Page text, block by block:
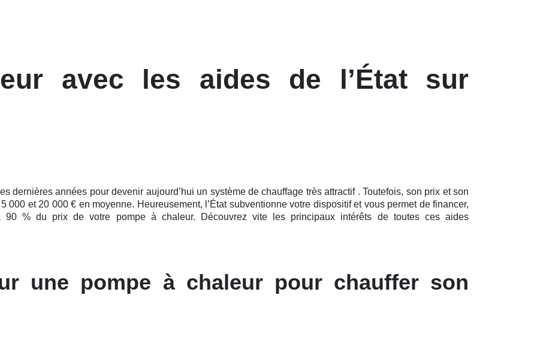
avec les aides de l’État sur
dernièresannées pour devenir aujourd’hui un système de chauffage très attractif . Toutefois, son prix et son
000 et 20 000 € en moyenne. Heureusement, l’État subventionne votre dispositif et vous permet de financer,
90 % du prix de votre pompe à chaleur. Découvrez vite les principaux intérêts de toutes ces aides
une pompe à chaleur pour chauffer son